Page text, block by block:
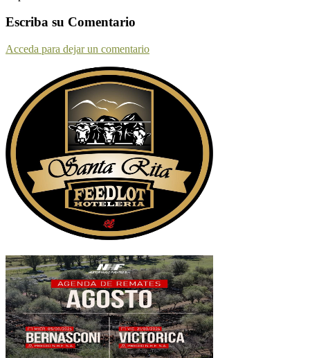
Escriba su Comentario
Acceda para dejar un comentario